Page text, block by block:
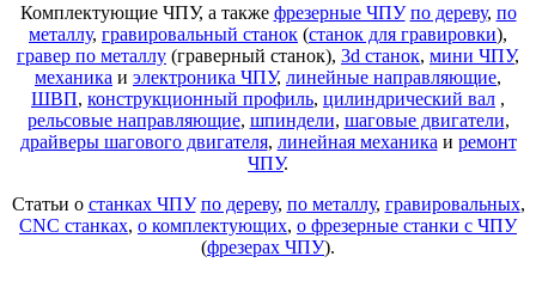
Комплектующие ЧПУ, а также фрезерные ЧПУ по дереву, по
металлу, гравировальный станок (станок для гравировки),
гравер по металлу (граверный станок), 3d станок, мини ЧПУ,
механика и электроника ЧПУ, линейные направляющие,
ШВП, конструкционный профиль, цилиндрический вал ,
рельсовые направляющие, шпиндели, шаговые двигатели,
драйверы шагового двигателя, линейная механика и ремонт
ЧПУ.
Статьи о станках ЧПУ по дереву, по металлу, гравировальных,
CNC станках, о комплектующих, о фрезерные станки с ЧПУ
(фрезерах ЧПУ).